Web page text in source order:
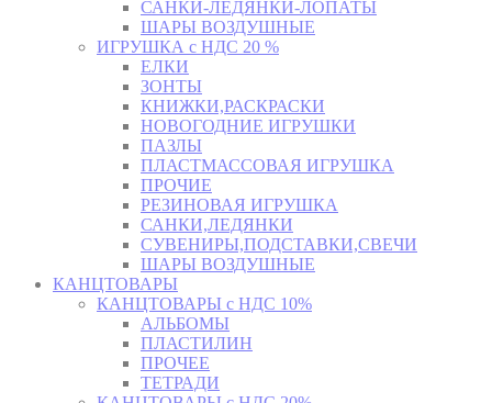
САНКИ-ЛЕДЯНКИ-ЛОПАТЫ
ШАРЫ ВОЗДУШНЫЕ
ИГРУШКА с НДС 20 %
ЕЛКИ
ЗОНТЫ
КНИЖКИ,РАСКРАСКИ
НОВОГОДНИЕ ИГРУШКИ
ПАЗЛЫ
ПЛАСТМАССОВАЯ ИГРУШКА
ПРОЧИЕ
РЕЗИНОВАЯ ИГРУШКА
САНКИ,ЛЕДЯНКИ
СУВЕНИРЫ,ПОДСТАВКИ,СВЕЧИ
ШАРЫ ВОЗДУШНЫЕ
КАНЦТОВАРЫ
КАНЦТОВАРЫ с НДС 10%
АЛЬБОМЫ
ПЛАСТИЛИН
ПРОЧЕЕ
ТЕТРАДИ